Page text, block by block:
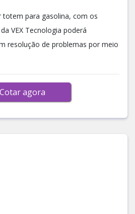
para gasolina, com os
VEX Tecnologia poderá
resolução de problemas por meio
Cotar agora